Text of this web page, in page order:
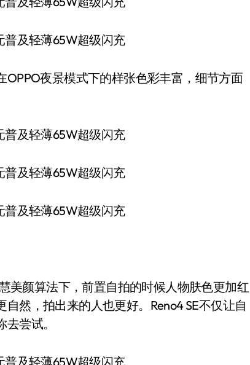
夜景模式下的样张色彩丰富，细节方面
颜算法下，前置自拍的时候人物肤色更加红
然，拍出来的人也更好。Reno4 SE不仅让自
尝试。